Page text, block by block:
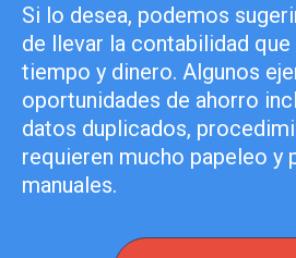
Si lo desea, podemos
de llevar la contabilidad que
tiempo y dinero. Algunos
oportunidades de ahorro
datos duplicados,
requieren mucho papeleo y
manuales.